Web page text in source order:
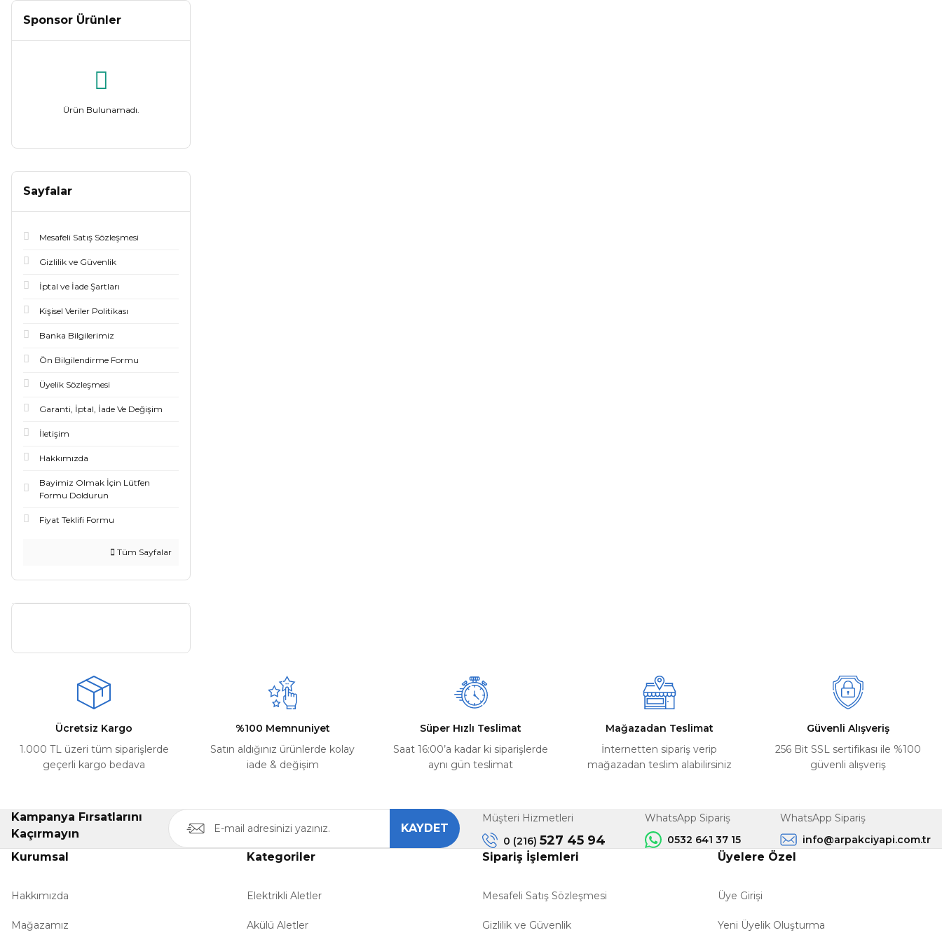
Sponsor Ürünler
Ürün Bulunamadı.
Sayfalar
Mesafeli Satış Sözleşmesi
Gizlilik ve Güvenlik
İptal ve İade Şartları
Kişisel Veriler Politikası
Banka Bilgilerimiz
Ön Bilgilendirme Formu
Üyelik Sözleşmesi
Garanti, İptal, İade Ve Değişim
İletişim
Hakkımızda
Bayimiz Olmak İçin Lütfen
Formu Doldurun
Fiyat Teklifi Formu
Tüm Sayfalar
Ücretsiz Kargo
1.000 TL üzeri tüm siparişlerde
geçerli kargo bedava
%100 Memnuniyet
Satın aldığınız ürünlerde kolay
iade & değişim
Süper Hızlı Teslimat
Saat 16:00’a kadar ki siparişlerde
aynı gün teslimat
Mağazadan Teslimat
İnternetten sipariş verip
mağazadan teslim alabilirsiniz
Güvenli Alışveriş
256 Bit SSL sertifikası ile %100
güvenli alışveriş
Kampanya Fırsatlarını
Kaçırmayın
KAYDET
Müşteri Hizmetleri
0 (216) 527 45 94
WhatsApp Sipariş
0532 641 37 15
WhatsApp Sipariş
info@arpakciyapi.com.tr
Kurumsal
Hakkımızda
Mağazamız
Kategoriler
Elektrikli Aletler
Akülü Aletler
Sipariş İşlemleri
Mesafeli Satış Sözleşmesi
Gizlilik ve Güvenlik
Üyelere Özel
Üye Girişi
Yeni Üyelik Oluşturma